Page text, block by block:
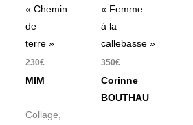
« Chemin
de
terre »
230€
MIM
Collage,
« Femme
à la
callebasse »
350€
Corinne
BOUTHAU